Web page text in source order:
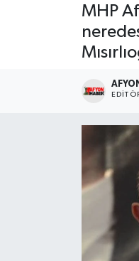
MHP
Ekonomi